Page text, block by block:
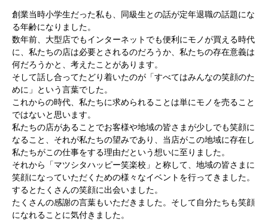
創業当時小学生だった私も、同級生との話が定年退職の話題にな
る年齢になりました。
数年前、大型店でもインターネットでも便利にモノが買える時代
に、私たちの店は必要とされるのだろうか、私たちの存在意義は
何だろうかと、考えたことがあります。
そして話し合ってたどり着いたのが「すべてはみんなの笑顔のた
めに」という言葉でした。
これからの時代、私たちに求められることは単にモノを売ること
ではないと思います。
私たちの店があることでお客様や地域の皆さまが少しでも笑顔に
なること、それが私たちの望みであり、当店がこの地域に存在し
私たちがこの仕事をする理由だという想いに至りました。
それから「マツシタハッピー笑楽校」と称して、地域の皆さまに
笑顔になっていただくための様々なイベントを行ってきました。
するとたくさんの笑顔に出会いました。
たくさんの感謝の言葉もいただきました。そして自分たちも笑顔
になれることに気付きました。